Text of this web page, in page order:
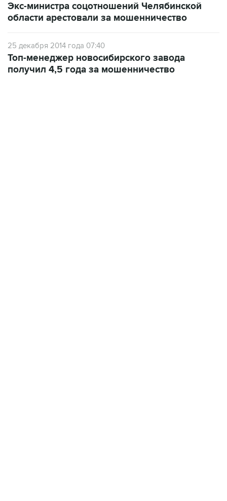
Экс-министра соцотношений Челябинской
области арестовали за мошенничество
25 декабря 2014 года 07:40
Топ-менеджер новосибирского завода
получил 4,5 года за мошенничество